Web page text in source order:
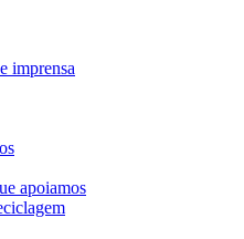
imprensa
apoiamos